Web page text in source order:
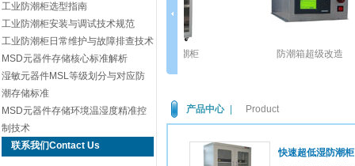
工业防潮柜选型指南
工业防潮柜安装与调试技术规范
工业防潮柜日常维护与故障排查技术
MSD元器件存储核心标准解析
湿敏元器件MSL等级划分与对应防
潮存储标准
MSD元器件存储环境温湿度精准控
制技术
联系我们Contact Us
湿烘烤箱 洁净低湿防潮柜 防潮箱超级改造
产品中心 Product
快速超低湿防潮柜